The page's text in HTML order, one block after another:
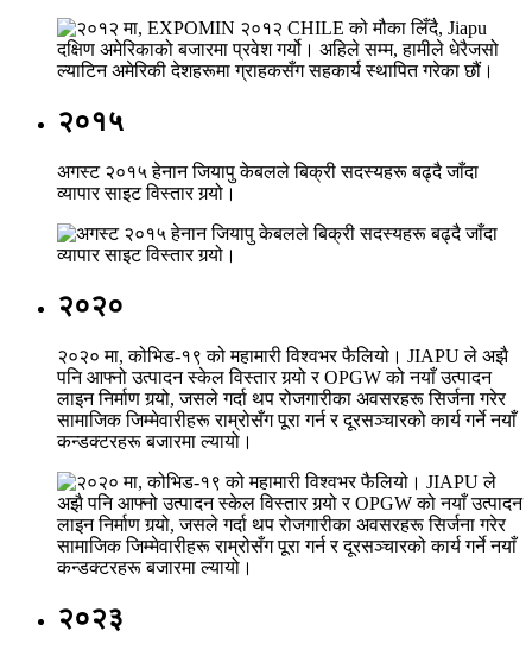
२०१५
अगस्ट २०१५ हेनान जियापु केबलले बिक्री सदस्यहरू बढ्दै जाँदा
व्यापार साइट विस्तार गर्‍यो।
२०२०
२०२० मा, कोभिड-१९ को महामारी विश्वभर फैलियो। JIAPU ले अझै
पनि आफ्नो उत्पादन स्केल विस्तार गर्‍यो र OPGW को नयाँ उत्पादन
लाइन निर्माण गर्‍यो, जसले गर्दा थप रोजगारीका अवसरहरू सिर्जना गरेर
सामाजिक जिम्मेवारीहरू राम्रोसँग पूरा गर्न र दूरसञ्चारको कार्य गर्ने नयाँ
कन्डक्टरहरू बजारमा ल्यायो।
२०२३